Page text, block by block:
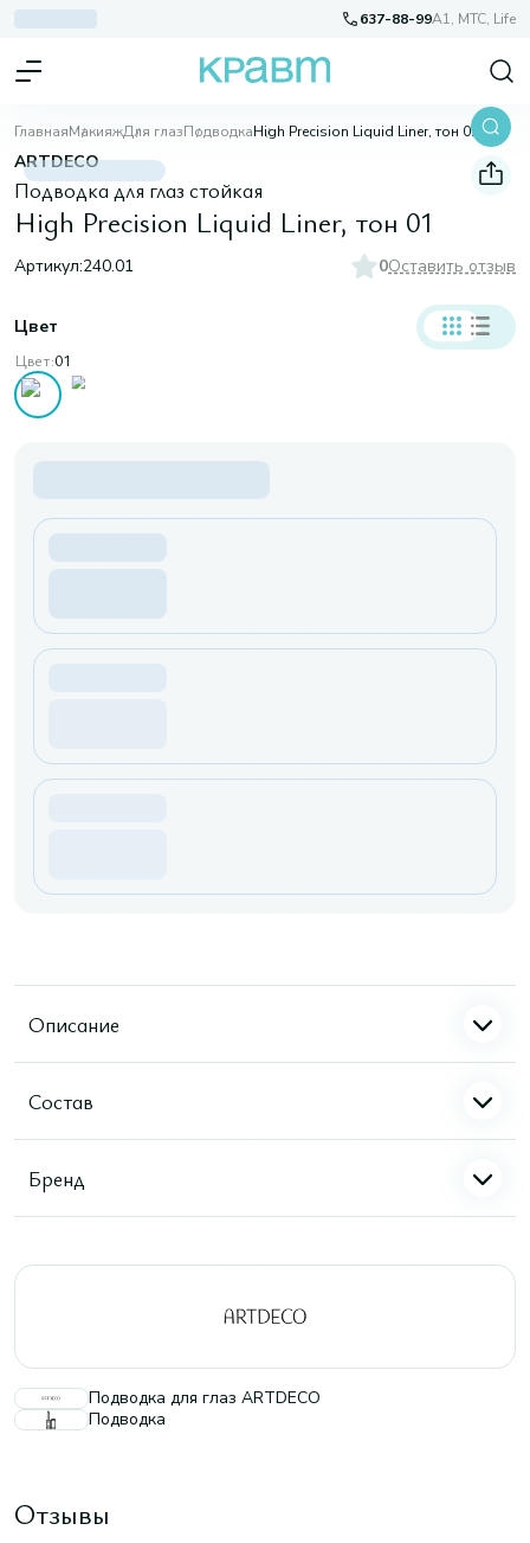
637-88-99A1, МТС, Life
ГлавнаяМакияжДля глазПодводкаHigh Precision Liquid Liner, тон 01
ARTDECO
Подводка для глаз стойкая
High Precision Liquid Liner, тон 01
Артикул:240.01 0Оставить отзыв
Цвет
Цвет:01
Описание
Состав
Бренд
Подводка для глаз ARTDECO
Подводка
Отзывы